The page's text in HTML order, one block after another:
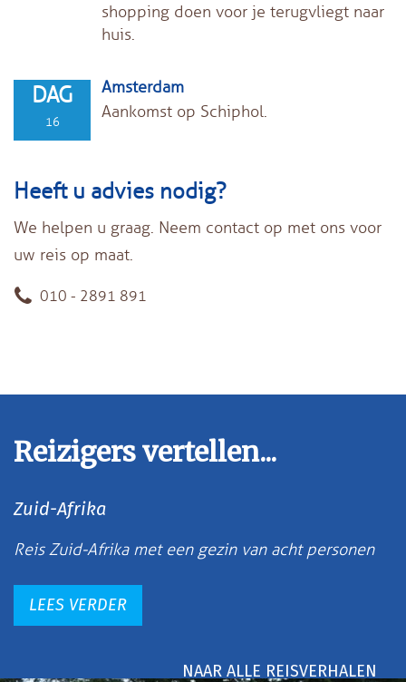
shopping doen voor je terugvliegt naar
huis.
DAG
16
Amsterdam
Aankomst op Schiphol.
Heeft u advies nodig?
We helpen u graag. Neem contact op met ons voor
uw reis op maat.
010 - 2891 891
Reizigers vertellen...
Zuid-Afrika
Reis Zuid-Afrika met een gezin van acht personen
LEES VERDER
NAAR ALLE REISVERHALEN